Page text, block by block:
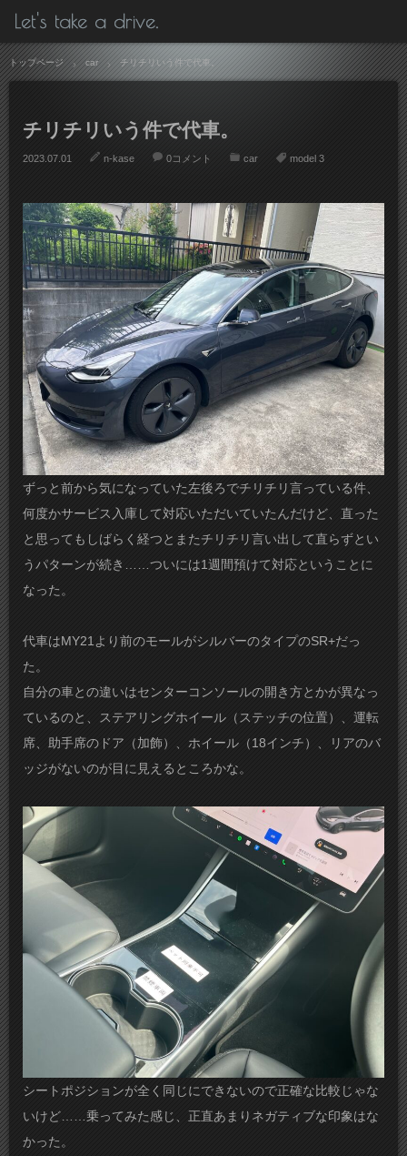
Let's take a drive.
トップページ car チリチリいう件で代車。
チリチリいう件で代車。
2023.07.01 n-kase 0コメント car model 3
ずっと前から気になっていた左後ろでチリチリ言っている件、
何度かサービス入庫して対応いただいていたんだけど、直った
と思ってもしばらく経つとまたチリチリ言い出して直らずとい
うパターンが続き……ついには1週間預けて対応ということに
なった。
代車はMY21より前のモールがシルバーのタイプのSR+だっ
た。
自分の車との違いはセンターコンソールの開き方とかが異なっ
ているのと、ステアリングホイール（ステッチの位置）、運転
席、助手席のドア（加飾）、ホイール（18インチ）、リアのバ
ッジがないのが目に見えるところかな。
シートポジションが全く同じにできないので正確な比較じゃな
いけど……乗ってみた感じ、正直あまりネガティブな印象はな
かった。